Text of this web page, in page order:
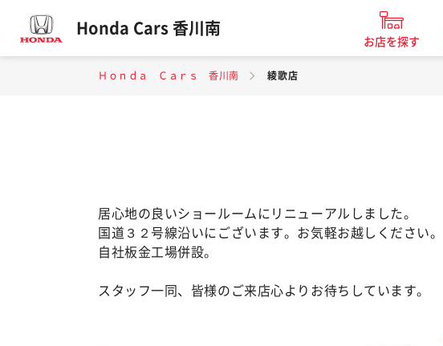
Honda Cars 香川南
お店を探す
Ｈｏｎｄａ Ｃａｒｓ 香川南 綾歌店
居心地の良いショールームにリニューアルしました。
国道３２号線沿いにございます。お気軽お越しください。
自社板金工場併設。
スタッフ一同、皆様のご来店心よりお待ちしています。